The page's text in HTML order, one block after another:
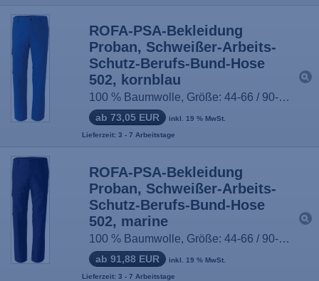
ROFA-PSA-Bekleidung
Proban, Schweißer-Arbeits-
Schutz-Berufs-Bund-Hose
502, kornblau
100 % Baumwolle, Größe: 44-66 / 90-114
ab 73,05 EUR inkl. 19 % MwSt.
Lieferzeit: 3 - 7 Arbeitstage
ROFA-PSA-Bekleidung
Proban, Schweißer-Arbeits-
Schutz-Berufs-Bund-Hose
502, marine
100 % Baumwolle, Größe: 44-66 / 90-114
ab 91,88 EUR inkl. 19 % MwSt.
Lieferzeit: 3 - 7 Arbeitstage